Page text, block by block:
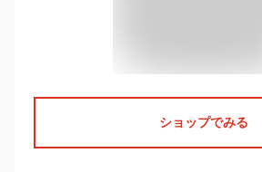
ショップでみる